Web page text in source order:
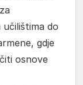
učilištima do
gdje
osnove